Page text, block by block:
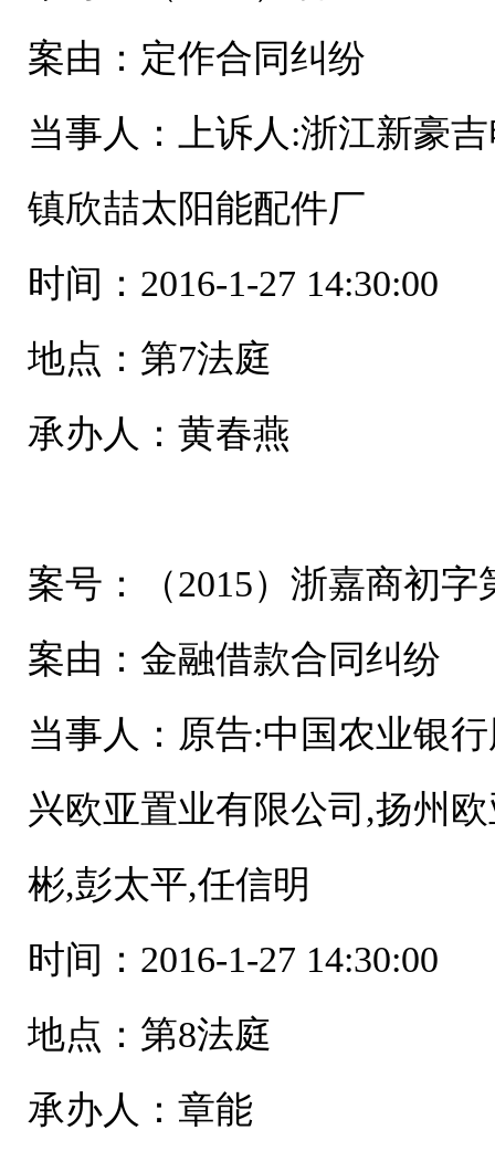
案由：定作合同纠纷
当事人：上诉人:浙江新豪
镇欣喆太阳能配件厂
时间：2016-1-27 14:30:00
地点：第7法庭
承办人：黄春燕
案号：（2015）浙嘉商初字
案由：金融借款合同纠纷
当事人：原告:中国农业银
兴欧亚置业有限公司,扬州
彬,彭太平,任信明
时间：2016-1-27 14:30:00
地点：第8法庭
承办人：章能